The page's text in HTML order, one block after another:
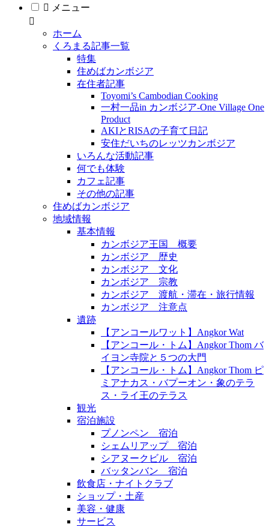
メニュー
ホーム
くろまる記事一覧
特集
住めばカンボジア
在住者記事
Toyomi’s Cambodian Cooking
一村一品in カンボジア-One Village One
Product
AKIとRISAの子育て日記
安住だいちのレッツカンボジア
いろんな活動記事
何でも体験
カフェ記事
その他の記事
住めばカンボジア
地域情報
基本情報
カンボジア王国 概要
カンボジア 歴史
カンボジア 文化
カンボジア 宗教
カンボジア 渡航・滞在・旅行情報
カンボジア 注意点
遺跡
【アンコールワット】Angkor Wat
【アンコール・トム】Angkor Thom バ
イヨン寺院と５つの大門
【アンコール・トム】Angkor Thom ピ
ミアナカス・バプーオン・象のテラ
ス・ライ王のテラス
観光
宿泊施設
プノンペン 宿泊
シェムリアップ 宿泊
シアヌークビル 宿泊
バッタンバン 宿泊
飲食店・ナイトクラブ
ショップ・土産
美容・健康
サービス